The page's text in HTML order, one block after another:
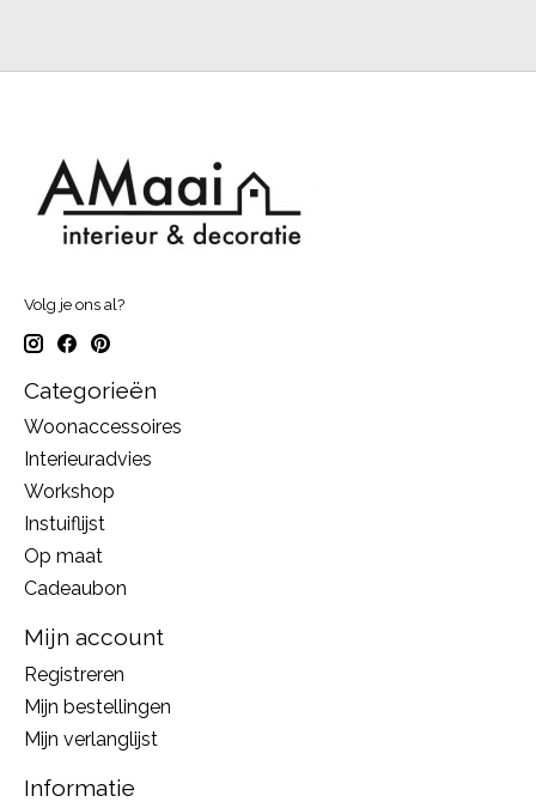
Volg je ons al?
Categorieën
Woonaccessoires
Interieuradvies
Workshop
Instuiflijst
Op maat
Cadeaubon
Mijn account
Registreren
Mijn bestellingen
Mijn verlanglijst
Informatie